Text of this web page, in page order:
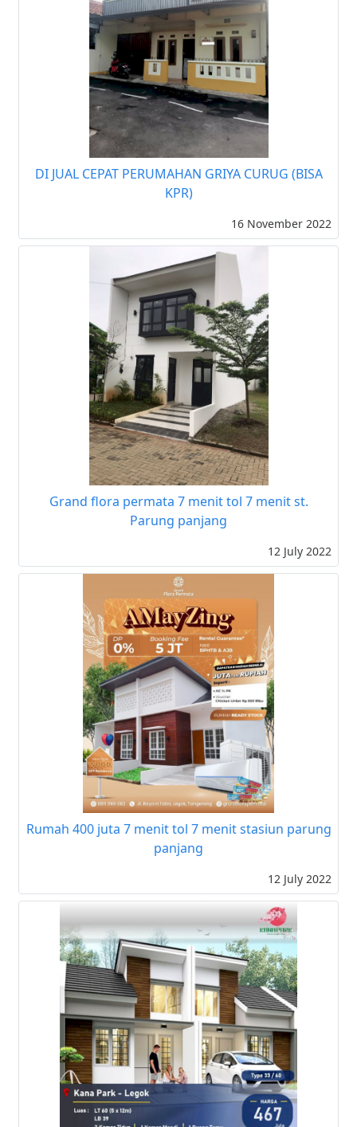
DI JUAL CEPAT PERUMAHAN GRIYA CURUG (BISA
KPR)
16 November 2022
Grand flora permata 7 menit tol 7 menit st.
Parung panjang
12 July 2022
Rumah 400 juta 7 menit tol 7 menit stasiun parung
panjang
12 July 2022